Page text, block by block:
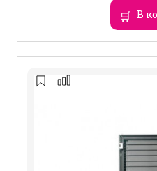
В